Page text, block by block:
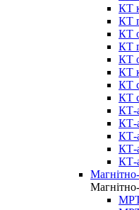
КТ
КТ
КТ
КТ
КТ
КТ
КТ
КТ
КТ-
КТ-
КТ-
КТ-
КТ-
МРТ